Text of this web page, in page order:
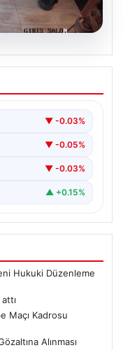
"Amasya'da
▼ -0.03%
▼ -0.05%
▼ -0.03%
▲ +0.15%
Hukuki Düzenleme
Maçı Kadrosu
Alınması